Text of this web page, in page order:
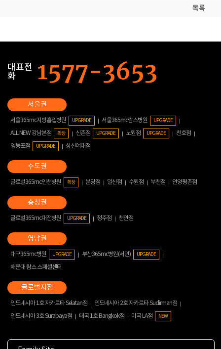
목록
대표전
화
서울365mc지방흡입병원 UPGRADE 서울365mc람스병원 UPGRADE
ALL NEW 강남본점 확장 신촌점 UPGRADE 노원점 UPGRADE
천호점
영등포점
UPGRADE 성신여대점
글로벌365mc인천병원 확장 분당점 일산점 수원점 부천점 안양평촌점
글로벌365mc대전병원 UPGRADE 청주점 천안점
대구365mc병원 UPGRADE 부산365mc병원(서면) UPGRADE
해운대 람스 스페셜센터
인도네시아 1호 자카르타 Selatan점
인도네시아 2호 자카르타 Sudirman점
인도네시아 3호 Surabaya점
태국 1호 Bangkok점 미국 LA점 NEW